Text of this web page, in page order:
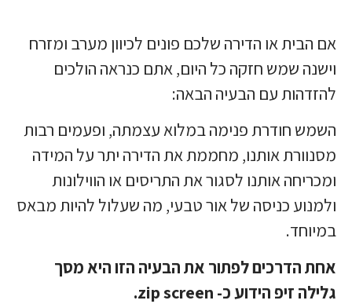
אם הבית או הדירה שלכם פונים לכיוון מערב ומזרח
וישנה שמש חזקה כל היום, אתם כנראה הולכים
להזדהות עם הבעיה הבאה:
השמש חודרת פנימה במלוא עצמתה, ופעמים רבות
מסנוורת אותנו, מחממת את הדירה יתר על המידה
ומכריחה אותנו לסגור את התריסים או הווילונות
ולמנוע כניסה של אור טבעי, מה שעלול להיות מבאס
במיוחד.
אחת הדרכים לפתור את הבעיה הזו היא מסך
גלילה זיפ הידוע כ- zip screen.